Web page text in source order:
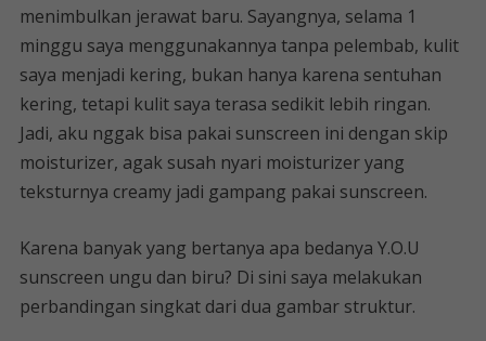
menimbulkan jerawat baru. Sayangnya, selama 1
minggu saya menggunakannya tanpa pelembab, kulit
saya menjadi kering, bukan hanya karena sentuhan
kering, tetapi kulit saya terasa sedikit lebih ringan.
Jadi, aku nggak bisa pakai sunscreen ini dengan skip
moisturizer, agak susah nyari moisturizer yang
teksturnya creamy jadi gampang pakai sunscreen.
Karena banyak yang bertanya apa bedanya Y.O.U
sunscreen ungu dan biru? Di sini saya melakukan
perbandingan singkat dari dua gambar struktur.